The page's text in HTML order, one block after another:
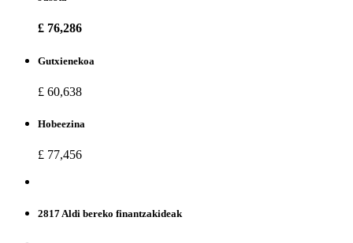
£ 76,286
Gutxienekoa
£ 60,638
Hobeezina
£ 77,456
2817 Aldi bereko finantzakideak